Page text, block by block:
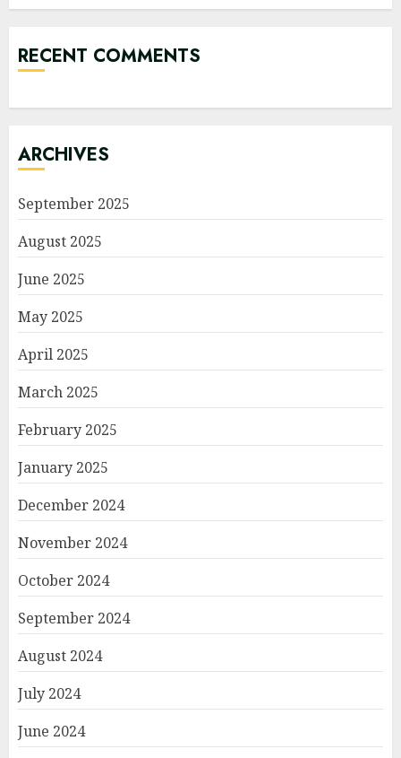
RECENT COMMENTS
ARCHIVES
September 2025
August 2025
June 2025
May 2025
April 2025
March 2025
February 2025
January 2025
December 2024
November 2024
October 2024
September 2024
August 2024
July 2024
June 2024